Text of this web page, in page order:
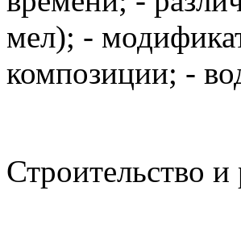
мел); -
композиции; -
Строительство